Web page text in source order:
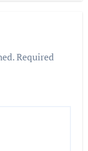
Required